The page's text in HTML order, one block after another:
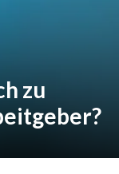
zu